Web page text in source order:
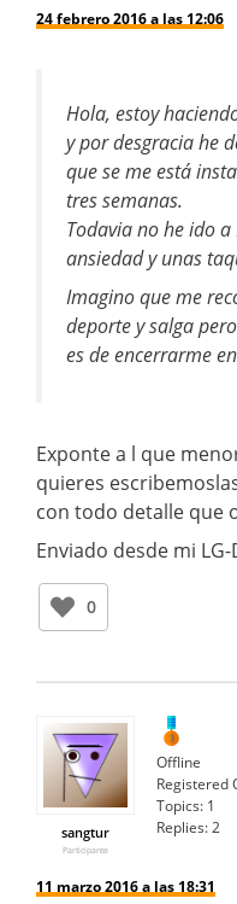
24 febrero 2016 a las 12:06
Hola, estoy
y por desgracia he
que se me está
tres semanas.
Todavia no he ido
ansiedad y unas
Imagino que me
deporte y salga
es de encerrarme
Exponte a l que
quieres
con todo detalle que
Enviado desde mi
0
sangtur
Participante
Offline
Registered
Topics: 1
Replies:2
11 marzo 2016 a las 18:31